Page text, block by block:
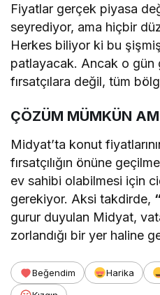
Fiyatlar gerçek piyasa
seyrediyor, ama hiçbir
Herkes biliyor ki bu
patlayacak. Ancak o gün
fırsatçılara değil, tüm
ÇÖZÜM MÜMKÜN
Midyat’ta konut
fırsatçılığın önüne
ev sahibi olabilmesi için
gerekiyor. Aksi takdirde,
gurur duyulan Midyat,
zorlandığı bir yer haline
Beğendim Harika